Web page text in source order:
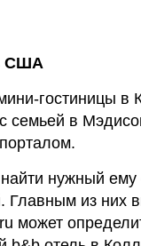
США
гостиницы
семьей в
нужный
Главным из них
может